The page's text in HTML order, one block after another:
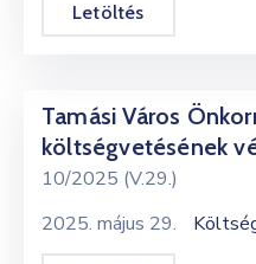
Letöltés
Tamási Város
költségvetésének
10/2025 (V.29.)
2025. május 29.